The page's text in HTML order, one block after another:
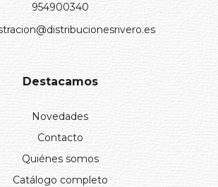
954900340
Destacamos
Novedades
Contacto
Quiénes somos
Catálogo completo